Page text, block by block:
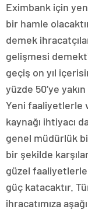
Eximbank için
bir hamle
demek
gelişmesi
geçiş on yıl
yüzde 50’ye
Yeni faaliyetlerle
kaynağı ihtiyacı
genel müdürlük
bir şekilde
güzel
güç katacaktır.
ihracatımıza